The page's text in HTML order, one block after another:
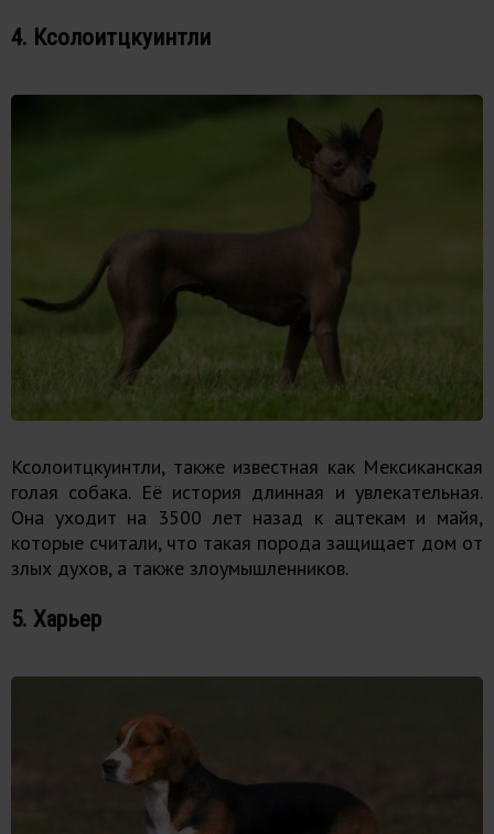
4. Ксолоитцкуинтли
Ксолоитцкуинтли, также известная как Мексиканская
голая собака. Её история длинная и увлекательная.
Она уходит на 3500 лет назад к ацтекам и майя,
которые считали, что такая порода защищает дом от
злых духов, а также злоумышленников.
5. Харьер